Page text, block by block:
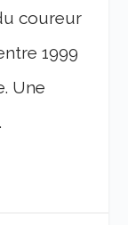
coureur
1999
Une